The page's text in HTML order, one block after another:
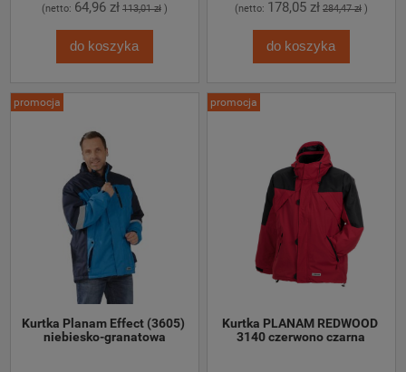
(netto: 64,96 zł 113,01 zł)
do koszyka
(netto: 178,05 zł 284,47 zł)
do koszyka
Kurtka Planam Effect (3605)
niebiesko-granatowa
promocja
Kurtka PLANAM REDWOOD
3140 czerwono czarna
promocja